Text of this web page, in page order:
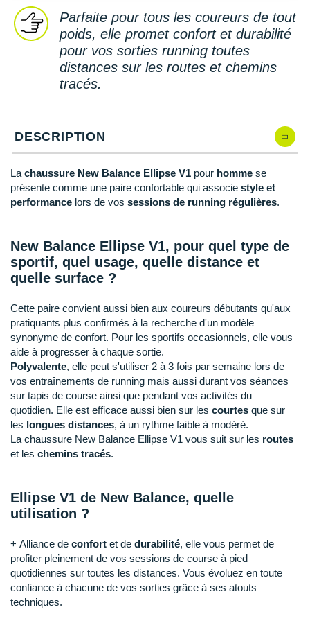
Parfaite pour tous les coureurs de tout
poids, elle promet confort et durabilité
pour vos sorties running toutes
distances sur les routes et chemins
tracés.
DESCRIPTION
La chaussure New Balance Ellipse V1 pour homme se
présente comme une paire confortable qui associe style et
performance lors de vos sessions de running régulières.
New Balance Ellipse V1, pour quel type de
sportif, quel usage, quelle distance et
quelle surface ?
Cette paire convient aussi bien aux coureurs débutants qu'aux
pratiquants plus confirmés à la recherche d'un modèle
synonyme de confort. Pour les sportifs occasionnels, elle vous
aide à progresser à chaque sortie.
Polyvalente, elle peut s'utiliser 2 à 3 fois par semaine lors de
vos entraînements de running mais aussi durant vos séances
sur tapis de course ainsi que pendant vos activités du
quotidien. Elle est efficace aussi bien sur les courtes que sur
les longues distances, à un rythme faible à modéré.
La chaussure New Balance Ellipse V1 vous suit sur les routes
et les chemins tracés.
Ellipse V1 de New Balance, quelle
utilisation ?
+ Alliance de confort et de durabilité, elle vous permet de
profiter pleinement de vos sessions de course à pied
quotidiennes sur toutes les distances. Vous évoluez en toute
confiance à chacune de vos sorties grâce à ses atouts
techniques.
PAR MARQUES
DÉSTOCKAGE
+ Voir tous lesaccessoires
Nike
NNormal
Orca
OVERSTIMS
Patagonia
Polar
Puma
Raidlight
Reebok
Salomon
Saucony
Saxx
Scarpa
Shokz
Sidas
Smoon
Speedo